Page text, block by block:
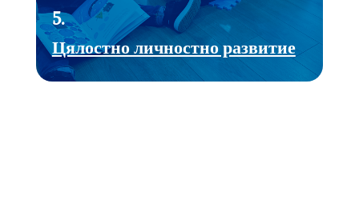
5.
Цялостно личностно развитие